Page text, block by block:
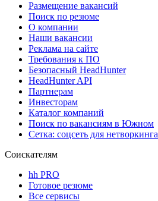
Размещение вакансий
Поиск по резюме
О компании
Наши вакансии
Реклама на сайте
Требования к ПО
Безопасный HeadHunter
HeadHunter API
Партнерам
Инвесторам
Каталог компаний
Поиск по вакансиям в Южном
Сетка: соцсеть для нетворкинга
Соискателям
hh PRO
Готовое резюме
Все сервисы